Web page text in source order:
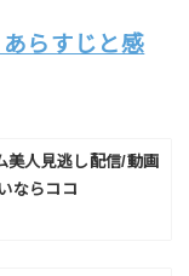
らすじと感
美人見逃し配信/動画
ならココ